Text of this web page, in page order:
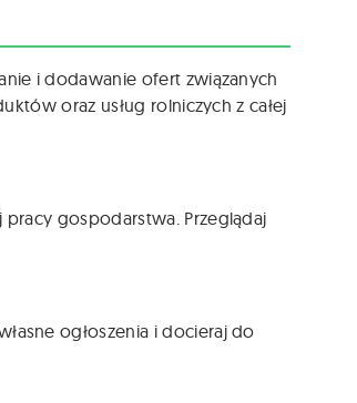
i dodawanie ofert związanych
oraz usług rolniczych z całej
gospodarstwa. Przeglądaj
ogłoszenia i docieraj do